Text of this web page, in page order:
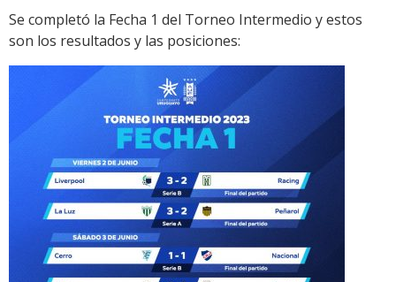
Link
Se completó la Fecha 1 del Torneo Intermedio y estos
son los resultados y las posiciones: